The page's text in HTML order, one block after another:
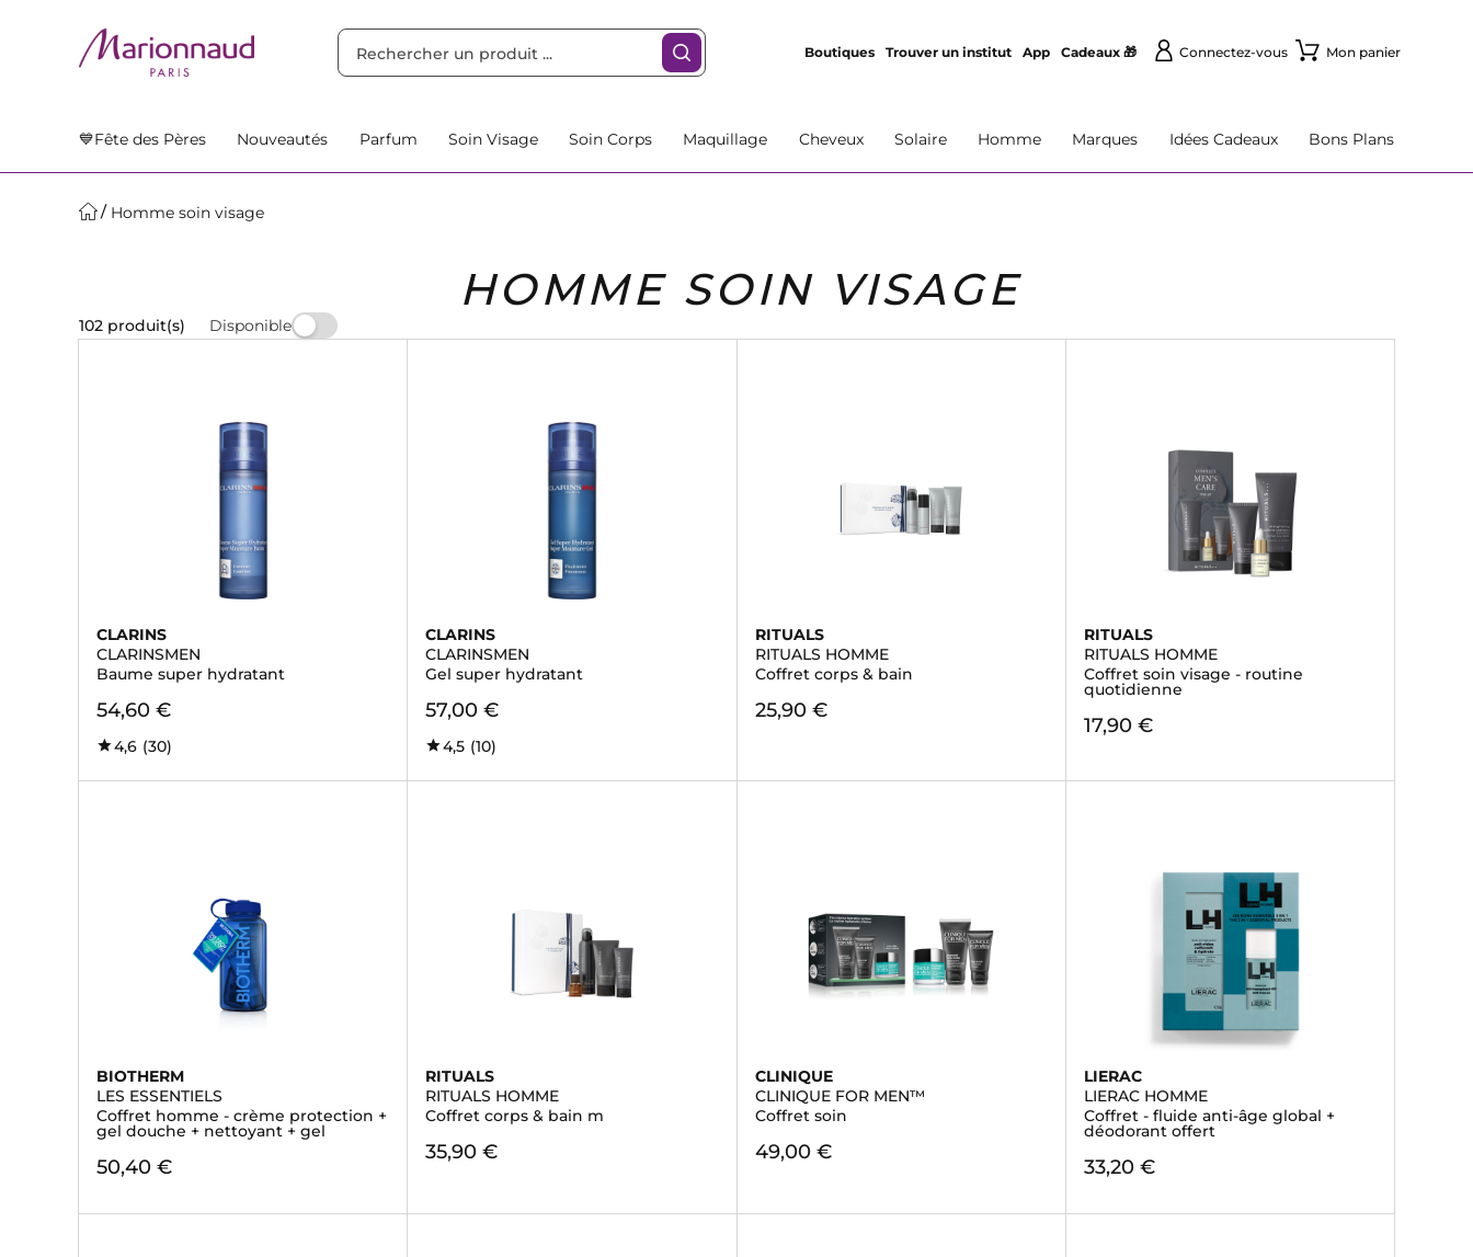
Boutiques Trouver un institut App Cadeaux 🎁 Connectez-vous Mon panier
💙Fête des Pères Nouveautés Parfum Soin Visage Soin Corps Maquillage Cheveux Solaire Homme Marques Idées Cadeaux Bons Plans
Homme soin visage
HOMME SOIN VISAGE
102 produit(s) Disponible
CLARINS
CLARINSMEN
Baume super hydratant
54,60 €
4,6 (30)
CLARINS
CLARINSMEN
Gel super hydratant
57,00 €
4,5 (10)
RITUALS
RITUALS HOMME
Coffret corps & bain
25,90 €
RITUALS
RITUALS HOMME
Coffret soin visage - routine
quotidienne
17,90 €
BIOTHERM
LES ESSENTIELS
Coffret homme - crème protection +
gel douche + nettoyant + gel
50,40 €
RITUALS
RITUALS HOMME
Coffret corps & bain m
35,90 €
CLINIQUE
CLINIQUE FOR MEN™
Coffret soin
49,00 €
LIERAC
LIERAC HOMME
Coffret - fluide anti-âge global +
déodorant offert
33,20 €